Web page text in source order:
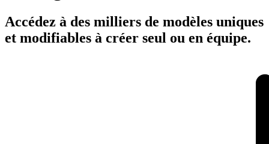
Accédez à des milliers de modèles uniques
et modifiables à créer seul ou en équipe.